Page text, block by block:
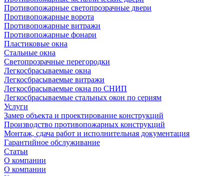
Противопожарные светопрозрачные двери
Противопожарные ворота
Противопожарные витражи
Противопожарные фонари
Пластиковые окна
Стальные окна
Светопрозрачные перегородки
Легкосбрасываемые окна
Легкосбрасываемые витражи
Легкосбрасываемые окна по СНИП
Легкосбрасываемые стальных окон по сериям
Услуги
Замер объекта и проектирование конструкций
Производство противопожарных конструкций
Монтаж, сдача работ и исполнительная документация
Гарантийное обслуживание
Статьи
О компании
О компании